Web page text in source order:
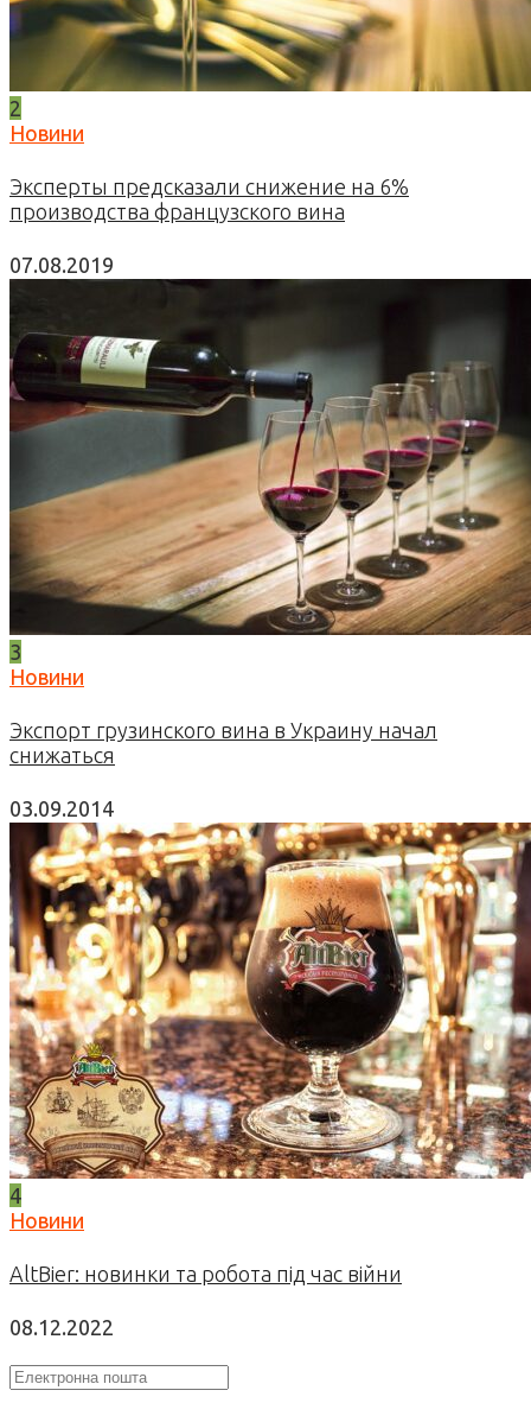
2
Новини
Эксперты предсказали снижение на 6%
производства французского вина
07.08.2019
3
Новини
Экспорт грузинского вина в Украину начал
снижаться
03.09.2014
4
Новини
AltBier: новинки та робота під час війни
08.12.2022